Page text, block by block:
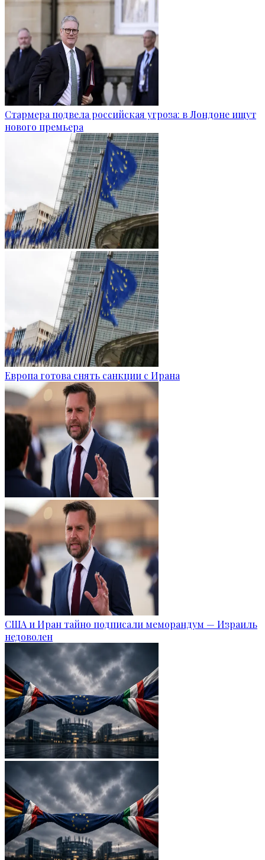
Стармера подвела российская угроза: в Лондоне ищут
нового премьера
Европа готова снять санкции с Ирана
США и Иран тайно подписали меморандум — Израиль
недоволен